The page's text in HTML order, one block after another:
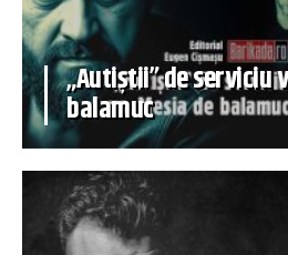
„Autiștii” de serviciu
balamuc